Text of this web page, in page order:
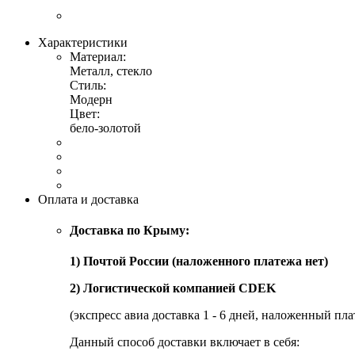
Характеристики
Материал:
Металл, стекло
Стиль:
Модерн
Цвет:
бело-золотой
Оплата и доставка
Доставка по Крыму:
1) Почтой России (наложенного платежа нет)
2) Логистической компанией CDEK
(экспресс авиа доставка 1 - 6 дней, наложенный
Данный способ доставки включает в себя: